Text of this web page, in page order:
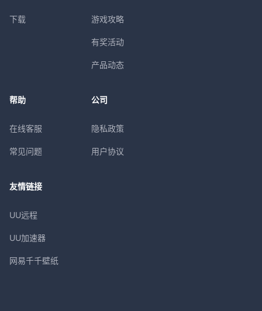
下载 游戏攻略
有奖活动
产品动态
帮助
在线客服
常见问题
公司
隐私政策
用户协议
友情链接
UU远程
UU加速器
网易千千壁纸